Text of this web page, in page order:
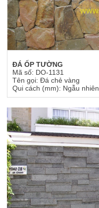
ĐÁ ỐP TƯỜNG
Mã số: DO-1131
Tên gọi: Đá chẻ vàng
Qui cách (mm): Ngẫu nhiên